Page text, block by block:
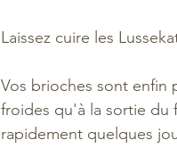
Laissez cuire les
Vos brioches sont enfin
froides qu'à la sortie du
rapidement quelques